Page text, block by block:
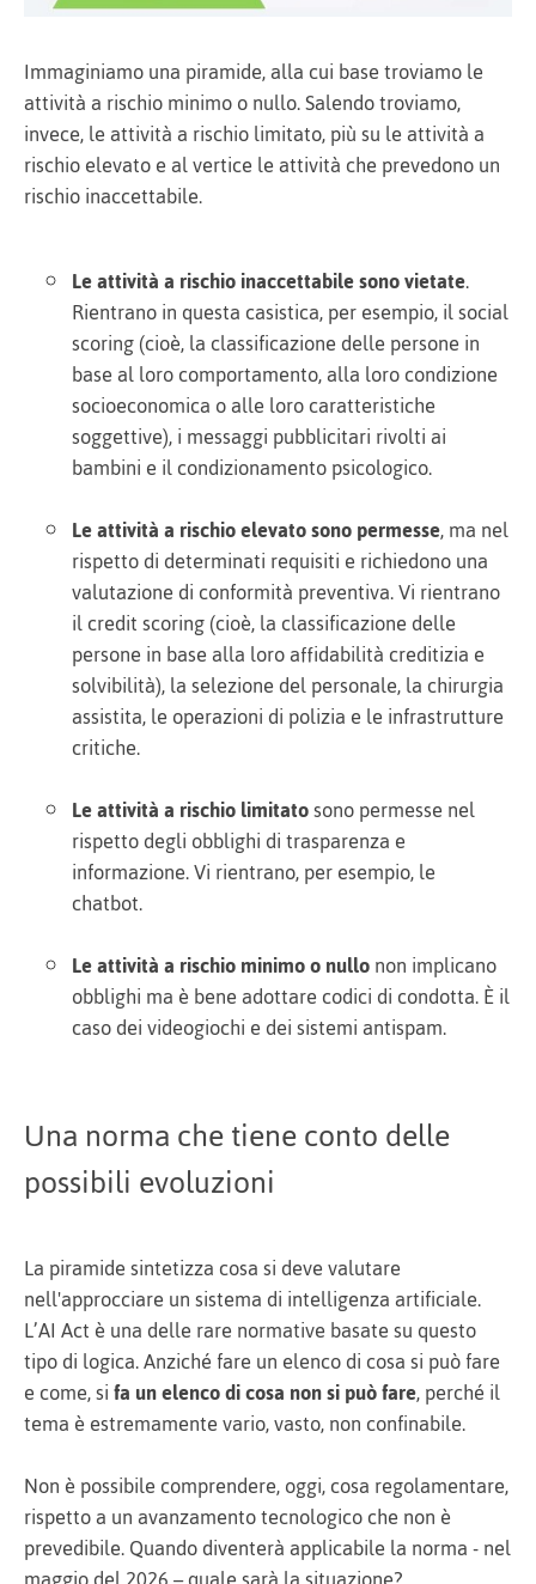
Immaginiamo una piramide, alla cui base troviamo le
attività a rischio minimo o nullo. Salendo troviamo,
invece, le attività a rischio limitato, più su le attività a
rischio elevato e al vertice le attività che prevedono un
rischio inaccettabile.
Le attività a rischio inaccettabile sono vietate.
Rientrano in questa casistica, per esempio, il social
scoring (cioè, la classificazione delle persone in
base al loro comportamento, alla loro condizione
socioeconomica o alle loro caratteristiche
soggettive), i messaggi pubblicitari rivolti ai
bambini e il condizionamento psicologico.
Le attività a rischio elevato sono permesse, ma nel
rispetto di determinati requisiti e richiedono una
valutazione di conformità preventiva. Vi rientrano
il credit scoring (cioè, la classificazione delle
persone in base alla loro affidabilità creditizia e
solvibilità), la selezione del personale, la chirurgia
assistita, le operazioni di polizia e le infrastrutture
critiche.
Le attività a rischio limitatosono permesse nel
rispetto degli obblighi di trasparenza e
informazione. Vi rientrano, per esempio, le
chatbot.
Le attività a rischio minimo o nullonon implicano
obblighi ma è bene adottare codici di condotta. È il
caso dei videogiochi e dei sistemi antispam.
Una norma che tiene conto delle
possibili evoluzioni
La piramide sintetizza cosa si deve valutare
nell'approcciare un sistema di intelligenza artificiale.
L’AI Act è una delle rare normative basate su questo
tipo di logica. Anziché fare un elenco di cosa si può fare
e come, sifa un elenco di cosa non si può fare, perché il
tema è estremamente vario, vasto, non confinabile.
Non è possibile comprendere, oggi, cosa regolamentare,
rispetto a un avanzamento tecnologico che non è
prevedibile. Quando diventerà applicabile la norma - nel